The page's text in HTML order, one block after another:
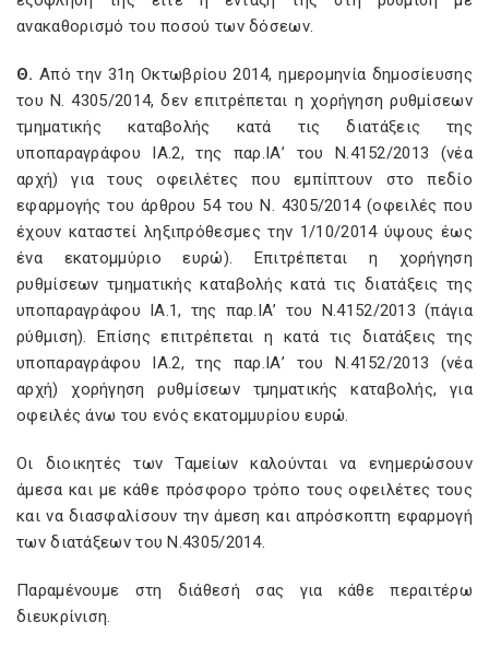
ανακαθορισμό του ποσού των δόσεων.
Θ.Από την 31η Οκτωβρίου 2014, ημερομηνία δημοσίευσης
του Ν. 4305/2014, δεν επιτρέπεται η χορήγηση ρυθμίσεων
τμηματικής καταβολής κατά τις διατάξεις της
υποπαραγράφου ΙΑ.2, της παρ.ΙΑ’ του Ν.4152/2013 (νέα
αρχή) για τους οφειλέτες που εμπίπτουν στο πεδίο
εφαρμογής του άρθρου 54 του Ν. 4305/2014 (οφειλές που
έχουν καταστεί ληξιπρόθεσμες την 1/10/2014 ύψους έως
ένα εκατομμύριο ευρώ). Επιτρέπεται η χορήγηση
ρυθμίσεων τμηματικής καταβολής κατά τις διατάξεις της
υποπαραγράφου ΙΑ.1, της παρ.ΙΑ’ του Ν.4152/2013 (πάγια
ρύθμιση). Επίσης επιτρέπεται η κατά τις διατάξεις της
υποπαραγράφου ΙΑ.2, της παρ.ΙΑ’ του Ν.4152/2013 (νέα
αρχή) χορήγηση ρυθμίσεων τμηματικής καταβολής, για
οφειλές άνω του ενός εκατομμυρίου ευρώ.
Οι διοικητές των Ταμείων καλούνται να ενημερώσουν
άμεσα και με κάθε πρόσφορο τρόπο τους οφειλέτες τους
και να διασφαλίσουν την άμεση και απρόσκοπτη εφαρμογή
των διατάξεων του Ν.4305/2014.
Παραμένουμε στη διάθεσή σας για κάθε περαιτέρω
διευκρίνιση.